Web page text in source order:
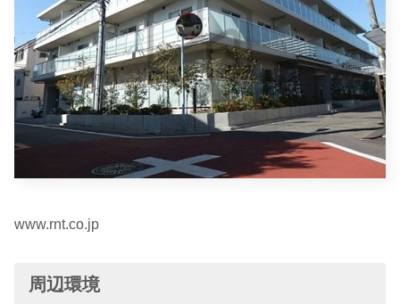
www.rnt.co.jp
周辺環境